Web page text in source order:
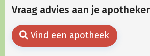
Vraag advies aan je apotheker
Vind een apotheek